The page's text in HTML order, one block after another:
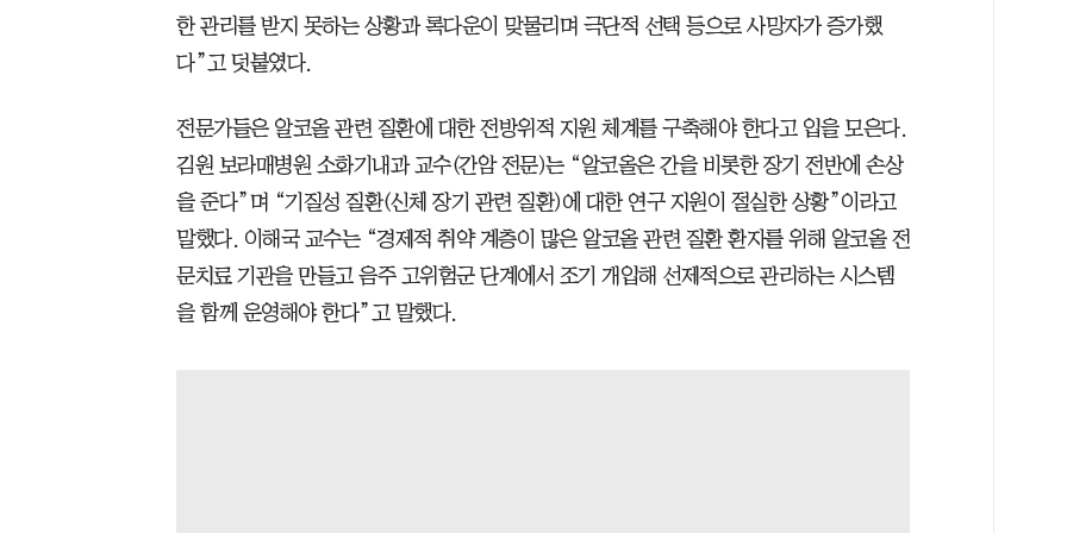
한 관리를 받지 못하는 상황과 록다운이 맞물리며 극단적 선택 등으로 사망자가 증가했
다”고 덧붙였다.
전문가들은 알코올 관련 질환에 대한 전방위적 지원 체계를 구축해야 한다고 입을 모은다.
김원 보라매병원 소화기내과 교수(간암 전문)는 “알코올은 간을 비롯한 장기 전반에 손상
을 준다”며 “기질성 질환(신체 장기 관련 질환)에 대한 연구 지원이 절실한 상황”이라고
말했다. 이해국 교수는 “경제적 취약 계층이 많은 알코올 관련 질환 환자를 위해 알코올 전
문치료 기관을 만들고 음주 고위험군 단계에서 조기 개입해 선제적으로 관리하는 시스템
을 함께 운영해야 한다”고 말했다.